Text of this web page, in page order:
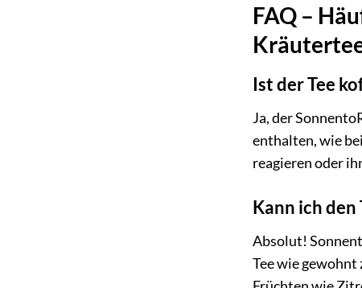
FAQ –
Ist der Tee
Ja, der
enthalten, wie
reagieren oder
Kann ich
Absolut!
Tee wie gewohnt